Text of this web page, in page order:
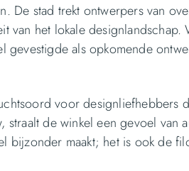
De stad trekt ontwerpers van
van het lokale designlandschap.
als opkomende
voor designliefhebbers
de winkel een gevoel van
bijzonder maakt; het is ook de